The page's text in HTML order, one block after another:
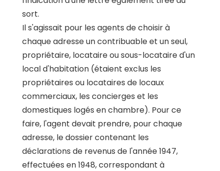
sort.
Il s'agissait pour les agents de choisir à
chaque adresse un contribuable et un seul,
propriétaire, locataire ou sous-locataire d'un
local d'habitation (étaient exclus les
propriétaires ou locataires de locaux
commerciaux, les concierges et les
domestiques logés en chambre). Pour ce
faire, l'agent devait prendre, pour chaque
adresse, le dossier contenant les
déclarations de revenus de l'année 1947,
effectuées en 1948, correspondant à